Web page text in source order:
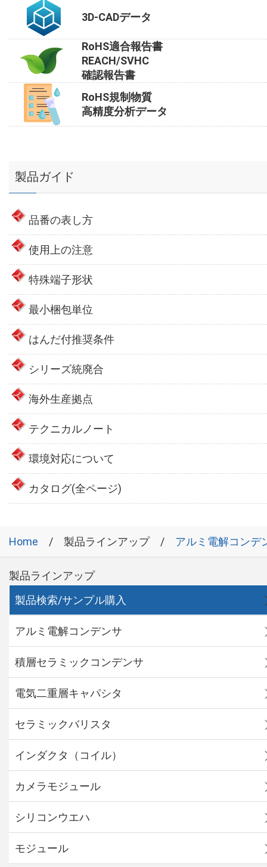
3D-CADデータ
RoHS適合報告書
REACH/SVHC
確認報告書
RoHS規制物質
高精度分析データ
製品ガイド
品番の表し方
使用上の注意
特殊端子形状
最小梱包単位
はんだ付推奨条件
シリーズ統廃合
海外生産拠点
テクニカルノート
環境対応について
カタログ(全ページ)
Home 製品ラインアップ アルミ電解コンデ
製品ラインアップ
製品検索/サンプル購入
アルミ電解コンデンサ
積層セラミックコンデンサ
電気二重層キャパシタ
セラミックバリスタ
インダクタ（コイル）
カメラモジュール
シリコンウエハ
モジュール